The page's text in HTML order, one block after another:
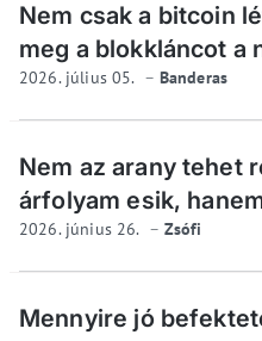
Nem csak a bitcoin
meg a blokkláncot a
2026. július 05. Banderas
Nem az arany tehet
árfolyam esik,
2026. június 26. Zsófi
Mennyire jó